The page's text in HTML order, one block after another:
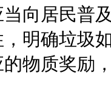
向居民普
明确垃圾
物质奖励